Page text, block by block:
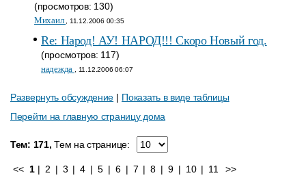
(просмотров: 130)
Михаил , 11.12.2006 00:35
Re: Народ! АУ! НАРОД!!! Скоро Новый год.
(просмотров: 117)
надежда , 11.12.2006 06:07
Развернуть обсуждение | Показать в виде таблицы
Перейти на главную страницу дома
Тем: 171, Тем на странице:
<< 1 | 2 | 3 | 4 | 5 | 6 | 7 | 8 | 9 | 10 | 11 >>